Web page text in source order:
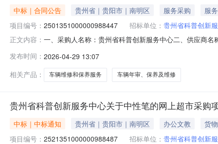
中标｜合同公告 贵州省｜贵阳市｜南明区 服务采购
服务
项目编号： 2501351000000988447 招标单位： 贵州省科普创新
正文内容： 一、采购人名称：贵州省科普创新服务中心二、供应商
1.0047254725服务要求或标的基本概况：七、其它事项
发布时间： 2026-04-29 13:07
相关产品：
车辆维修和保养服务 车辆年审、保养及维修
贵州省科普创新服务中心关于中性笔的网上超市采购
中标｜中标通知 贵州省｜贵阳市｜南明区 办公文教
货物
项目编号： 2521351000000988487 招标单位： 贵州省科普创新